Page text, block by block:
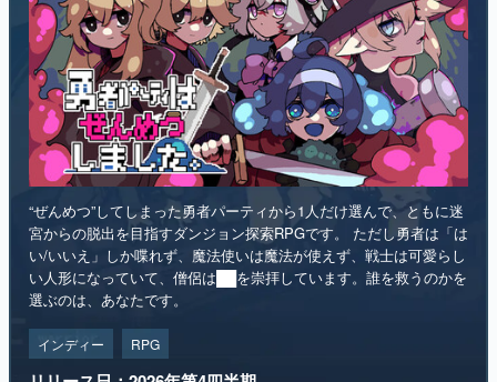
“ぜんめつ”してしまった勇者パーティから1人だけ選んで、ともに迷
宮からの脱出を目指すダンジョン探索RPGです。 ただし勇者は「は
い/いいえ」しか喋れず、魔法使いは魔法が使えず、戦士は可愛らし
い人形になっていて、僧侶は██を崇拝しています。誰を救うのかを
選ぶのは、あなたです。
インディー RPG
リリース日：2026年第4四半期